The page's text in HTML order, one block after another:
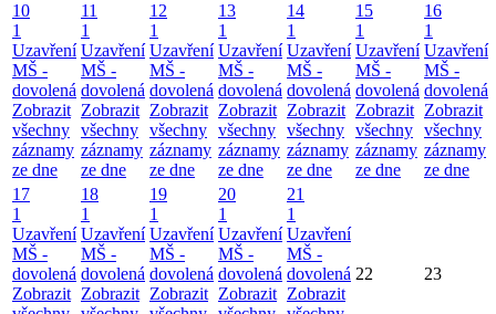
10
1
Uzavření
MŠ -
dovolená
Zobrazit
všechny
záznamy
ze dne
11
1
Uzavření
MŠ -
dovolená
Zobrazit
všechny
záznamy
ze dne
12
1
Uzavření
MŠ -
dovolená
Zobrazit
všechny
záznamy
ze dne
13
1
Uzavření
MŠ -
dovolená
Zobrazit
všechny
záznamy
ze dne
14
1
Uzavření
MŠ -
dovolená
Zobrazit
všechny
záznamy
ze dne
15
1
Uzavření
MŠ -
dovolená
Zobrazit
všechny
záznamy
ze dne
16
1
Uzavření
MŠ -
dovolená
Zobrazit
všechny
záznamy
ze dne
17
1
Uzavření
MŠ -
dovolená
Zobrazit
18
1
Uzavření
MŠ -
dovolená
Zobrazit
19
1
Uzavření
MŠ -
dovolená
Zobrazit
20
1
Uzavření
MŠ -
dovolená
Zobrazit
21
1
Uzavření
MŠ -
dovolená
Zobrazit
22 23